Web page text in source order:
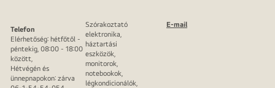
Telefon
Elérhetőség: hétfőtől -
péntekig, 08:00 - 18:00
között,
Hétvégén és
ünnepnapokon: zárva
Szórakoztató
elektronika,
háztartási
eszközök,
monitorok,
notebookok,
légkondicionálók,
E-mail